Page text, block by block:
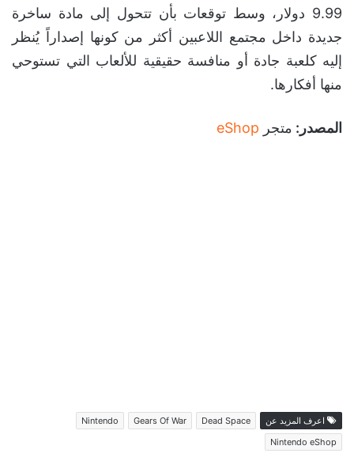
9.99 دولار، وسط توقعات بأن تتحول إلى مادة ساخرة
جديدة داخل مجتمع اللاعبين أكثر من كونها إصداراً يُنظر
إليه كلعبة جادة أو منافسة حقيقية للألعاب التي تستوحي
منها أفكارها.
المصدر: متجر eShop
اعرف المزيد عن Dead Space
Gears Of War
Nintendo
Nintendo eShop